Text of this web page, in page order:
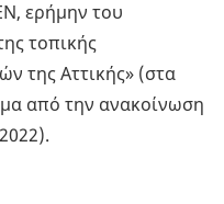
ερήμην του
τοπικής
της Αττικής» (στα
από την ανακοίνωση